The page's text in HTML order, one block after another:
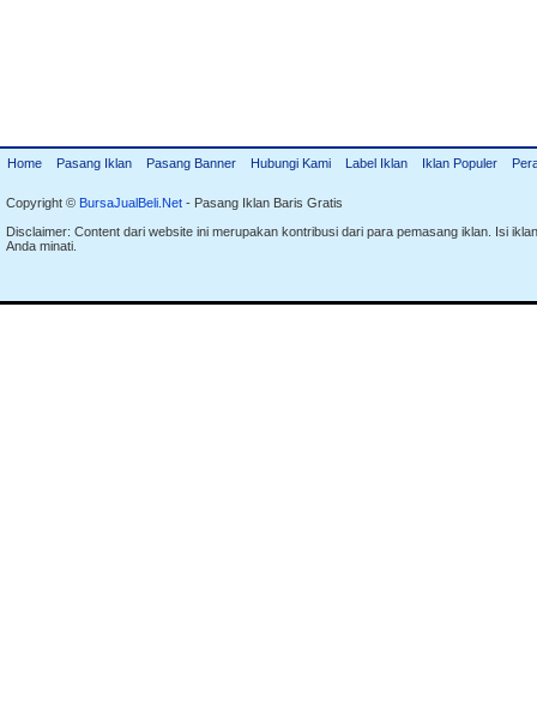
Home Pasang Iklan Pasang Banner Hubungi Kami Label Iklan Iklan Populer
Copyright © BursaJualBeli.Net - Pasang Iklan Baris Gratis
Disclaimer: Content dari website ini merupakan kontribusi dari para pemasang iklan. Isi
Anda minati.